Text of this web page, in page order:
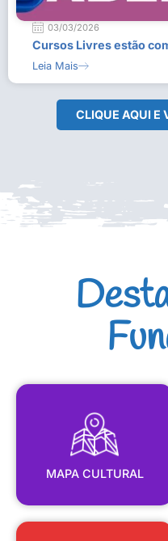
03/03/2026
Cursos Livres estão
Leia Mais
CLIQUE AQUI E
MAPA CULTURAL
MAPA CULTURAL